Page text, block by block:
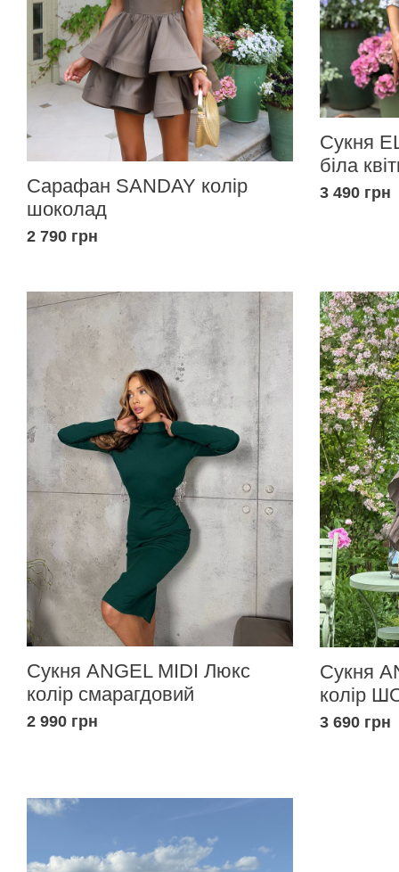
Сарафан SANDAY колір
шоколад
2 790 грн
Сукня
біла
3 490 грн
Сукня ANGEL MIDI Люкс
колір смарагдовий
2 990 грн
Сукня
колір
3 690 грн